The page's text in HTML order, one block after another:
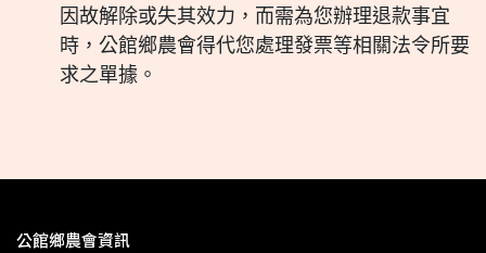
因故解除或失其效力，而需為您辦理退款事宜
時，公館鄉農會得代您處理發票等相關法令所要
求之單據。
公館鄉農會資訊